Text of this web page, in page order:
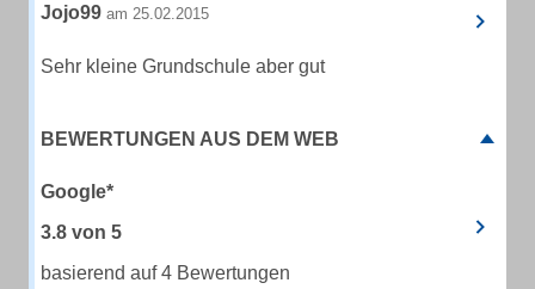
Jojo99 am 25.02.2015
Sehr kleine Grundschule aber gut
BEWERTUNGEN AUS DEM WEB
Google*
3.8 von 5
basierend auf 4 Bewertungen